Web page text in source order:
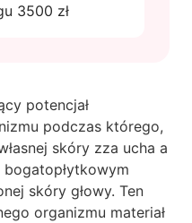
3500 zł
potencjał
podczas którego,
skóry zza ucha a
skóry głowy. Ten
organizmu materiał